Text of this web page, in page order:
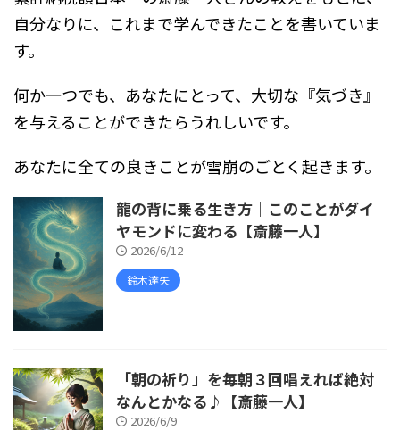
自分なりに、これまで学んできたことを書いていま
す。
何か一つでも、あなたにとって、大切な『気づき』
を与えることができたらうれしいです。
あなたに全ての良きことが雪崩のごとく起きます。
龍の背に乗る生き方｜このことがダイ
ヤモンドに変わる【斎藤一人】
2026/6/12
鈴木達矢
「朝の祈り」を毎朝３回唱えれば絶対
なんとかなる♪【斎藤一人】
2026/6/9